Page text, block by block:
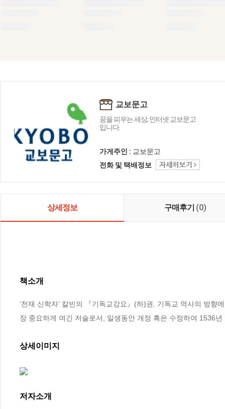
교보문고
꿈을 피우는 세상, 인터넷 교보문고
입니다.
가게주인 : 교보문고
전화 및 택배정보
상세정보 구매후기 (0)
책소개
‘천재 신학자’ 칼빈의 『기독교강요』(하)권. 기독교 역사의 방
장 중요하게 여긴 저술로서, 일생동안 개정 혹은 수정하여 1536
상세이미지
저자소개